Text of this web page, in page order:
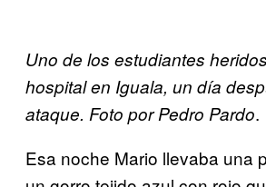
Uno de los estudiantes
hospital en Iguala, un día
ataque. Foto por Pedro Pardo.
Esa noche Mario llevaba una